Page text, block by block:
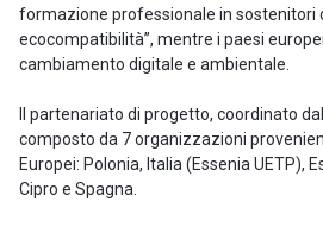
formazione professionale in sostenitori
ecocompatibilità”, mentre i paesi
cambiamento digitale e ambientale.
Il partenariato di progetto, coordinato
composto da 7 organizzazioni
Europei: Polonia, Italia (Essenia UETP),
Cipro e Spagna.